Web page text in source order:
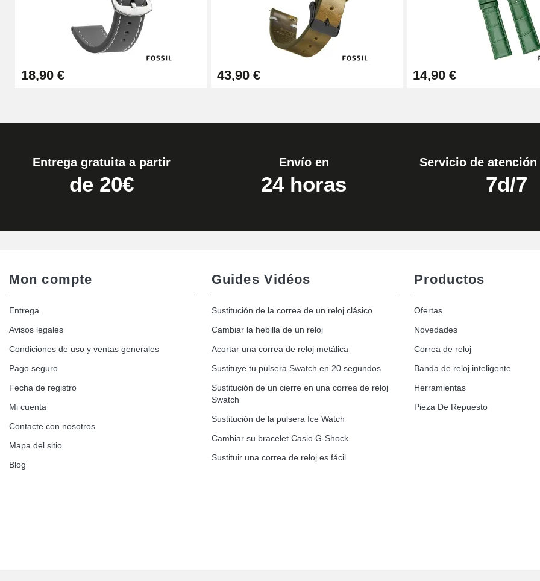
19,90 €
Quita correas fácil
18,90 € 43,90 € 14,90 €
Entrega gratuita a partir
de 20€
Envío en
24 horas
Servicio de
7d/7
Mon compte
Entrega
Avisos legales
Condiciones de uso y ventas generales
Pago seguro
Fecha de registro
Mi cuenta
Contacte con nosotros
Mapa del sitio
Blog
Guides Vidéos
Sustitución de la correa de un reloj clásico
Cambiar la hebilla de un reloj
Acortar una correa de reloj metálica
Sustituye tu pulsera Swatch en 20 segundos
Sustitución de un cierre en una correa de reloj
Swatch
Sustitución de la pulsera Ice Watch
Cambiar su bracelet Casio G-Shock
Sustituir una correa de reloj es fácil
Productos
Ofertas
Novedades
Correa de reloj
Banda de reloj inteligente
Herramientas
Pieza De Repuesto